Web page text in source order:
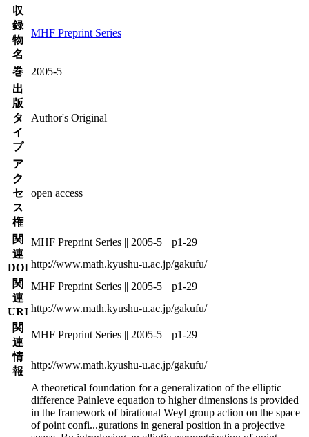
収
録
物
名
MHF Preprint Series
巻
2005-5
出
版
タ
イ
プ
Author's Original
ア
ク
セ
ス
権
open access
関
連
DOI
MHF Preprint Series || 2005-5 || p1-29
http://www.math.kyushu-u.ac.jp/gakufu/
関
連
URI
MHF Preprint Series || 2005-5 || p1-29
http://www.math.kyushu-u.ac.jp/gakufu/
関
連
情
報
MHF Preprint Series || 2005-5 || p1-29
http://www.math.kyushu-u.ac.jp/gakufu/
A theoretical foundation for a generalization of the elliptic
difference Painleve equation to higher dimensions is provided
in the framework of birational Weyl group action on the space
of point confi...gurations in general position in a projective